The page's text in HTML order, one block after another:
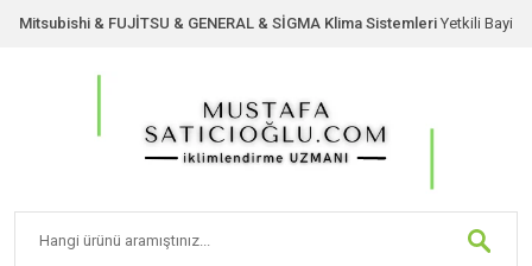
Mitsubishi & FUJİTSU & GENERAL & SİGMA Klima Sistemleri Yetkili Bayi